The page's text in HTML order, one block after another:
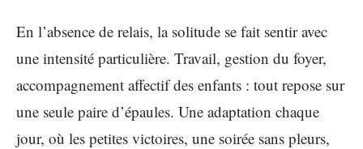
En l’absence de relais, la solitude se fait sentir avec
une intensité particulière. Travail, gestion du foyer,
accompagnement affectif des enfants : tout repose sur
une seule paire d’épaules. Une adaptation chaque
jour, où les petites victoires, une soirée sans pleurs,